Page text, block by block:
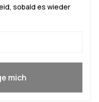
sobald es wieder
mich